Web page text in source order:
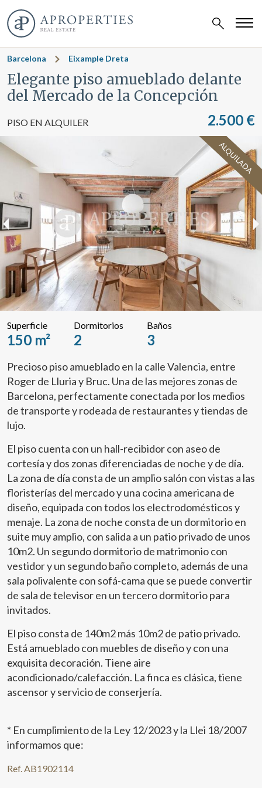
Barcelona Eixample Dreta
Elegante piso amueblado delante
del Mercado de la Concepción
PISO EN ALQUILER 2.500 €
ALQUILADA
Superficie
150 m²
Dormitorios
2
Baños
3
Precioso piso amueblado en la calle Valencia, entre
Roger de Lluria y Bruc. Una de las mejores zonas de
Barcelona, perfectamente conectada por los medios
de transporte y rodeada de restaurantes y tiendas de
lujo.
El piso cuenta con un hall-recibidor con aseo de
cortesía y dos zonas diferenciadas de noche y de día.
La zona de día consta de un amplio salón con vistas a las
floristerías del mercado y una cocina americana de
diseño, equipada con todos los electrodomésticos y
menaje. La zona de noche consta de un dormitorio en
suite muy amplio, con salida a un patio privado de unos
10m2. Un segundo dormitorio de matrimonio con
vestidor y un segundo baño completo, además de una
sala polivalente con sofá-cama que se puede convertir
de sala de televisor en un tercero dormitorio para
invitados.
El piso consta de 140m2 más 10m2 de patio privado.
Está amueblado con muebles de diseño y con una
exquisita decoración. Tiene aire
acondicionado/calefacción. La finca es clásica, tiene
ascensor y servicio de conserjería.
* En cumplimiento de la Ley 12/2023 y la Llei 18/2007
informamos que:
Ref. AB1902114
Modificar cookies
Técnicas y funcionales